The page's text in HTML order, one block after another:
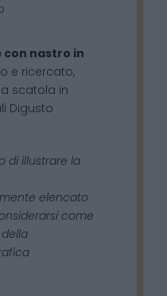
nastro in
e ricercato,
scatola in
Digusto
di illustrare la
elencato
come